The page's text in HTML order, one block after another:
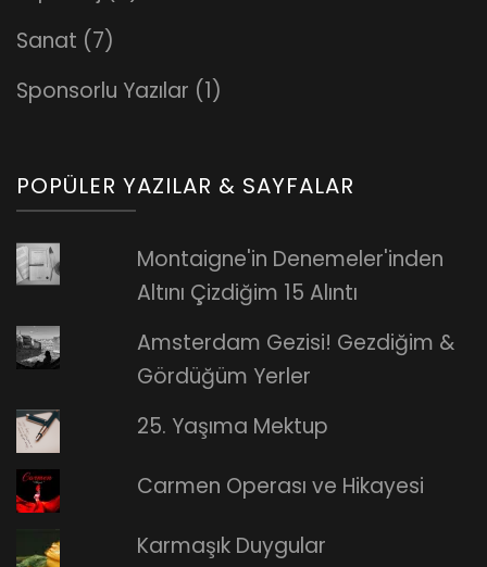
Sanat (7)
Sponsorlu Yazılar (1)
POPÜLER YAZILAR & SAYFALAR
Montaigne'in Denemeler'inden
Altını Çizdiğim 15 Alıntı
Amsterdam Gezisi! Gezdiğim &
Gördüğüm Yerler
25. Yaşıma Mektup
Carmen Operası ve Hikayesi
Karmaşık Duygular